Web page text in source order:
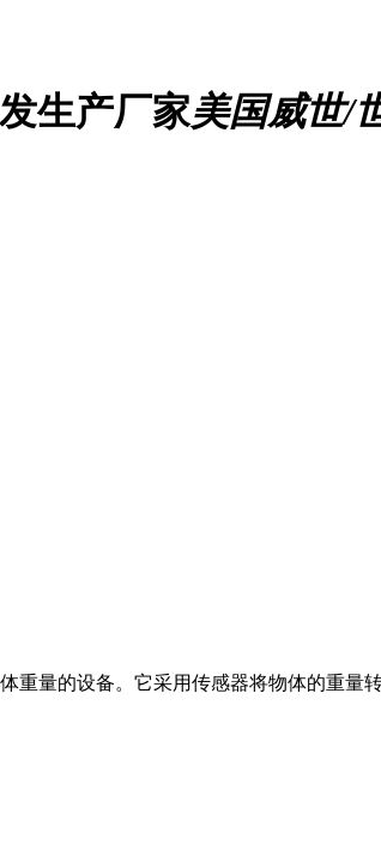
生产厂家美国威世/
重量的设备。它采用传感器将物体的重